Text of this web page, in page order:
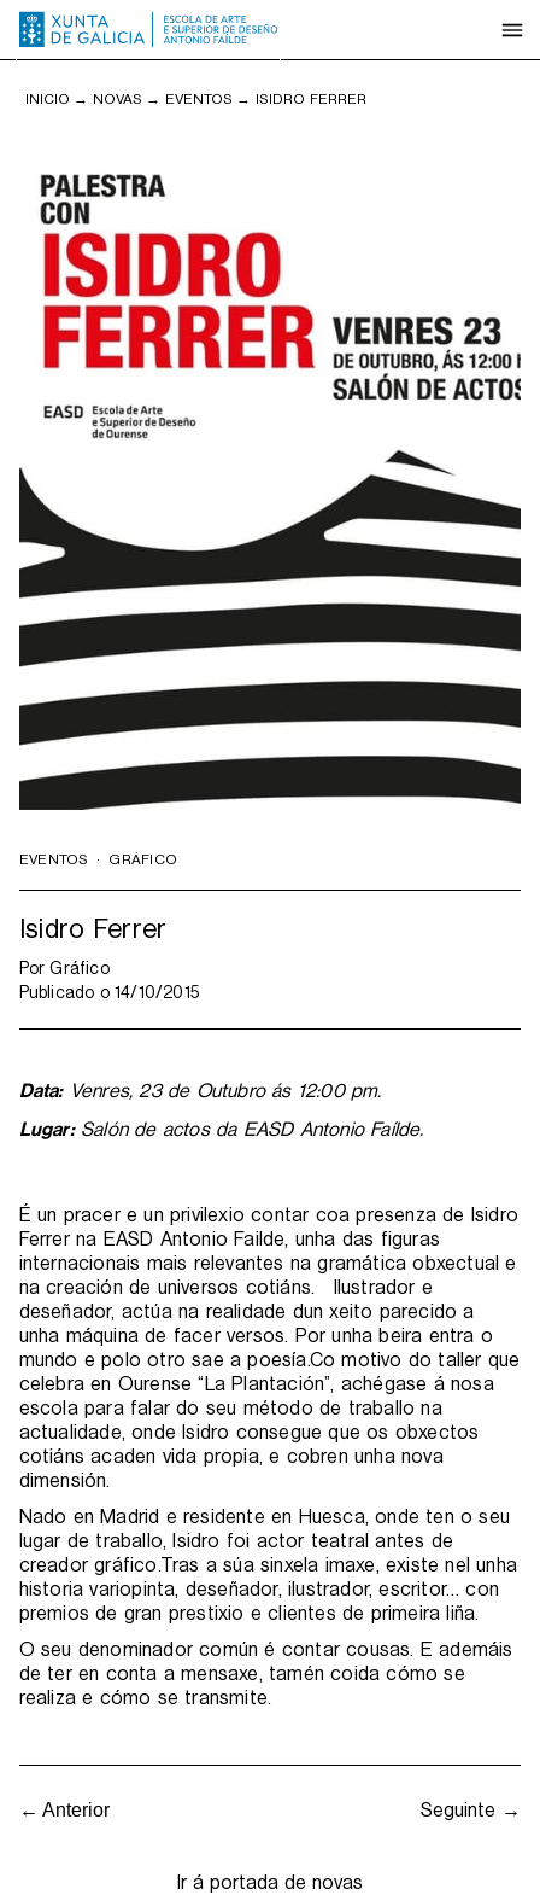
INICIO → NOVAS → EVENTOS → ISIDRO FERRER
EVENTOS · GRÁFICO
Isidro Ferrer
PorGráfico
Publicado o14/10/2015
Data:Venres, 23 de Outubro ás 12:00 pm.
Lugar:Salón de actos da EASD Antonio Faílde.
É un pracer e un privilexio contar coa presenza de Isidro
Ferrer na EASD Antonio Failde, unha das figuras
internacionais mais relevantes na gramática obxectual e
na creación de universos cotiáns. Ilustrador e
deseñador, actúa na realidade dun xeito parecido a
unha máquina de facer versos. Por unha beira entra o
mundo e polo otro sae a poesía.Co motivo do taller que
celebra en Ourense “La Plantación”, achégase á nosa
escola para falar do seu método de traballo na
actualidade, onde Isidro consegue que os obxectos
cotiáns acaden vida propia, e cobren unha nova
dimensión.
Nado en Madrid e residente en Huesca, onde ten o seu
lugar de traballo, Isidro foi actor teatral antes de
creador gráfico.Tras a súa sinxela imaxe, existe nel unha
historia variopinta, deseñador, ilustrador, escritor… con
premios de gran prestixio e clientes de primeira liña.
O seu denominador común é contar cousas. E ademáis
de ter en conta a mensaxe, tamén coida cómo se
realiza e cómo se transmite.
← Anterior Seguinte →
Ir á portada de novas